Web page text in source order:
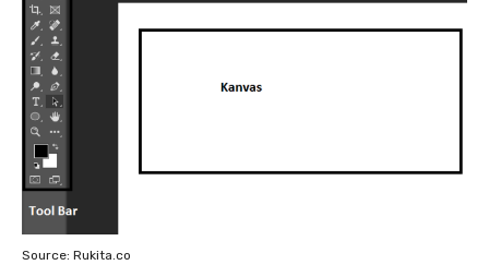
Source: Rukita.co